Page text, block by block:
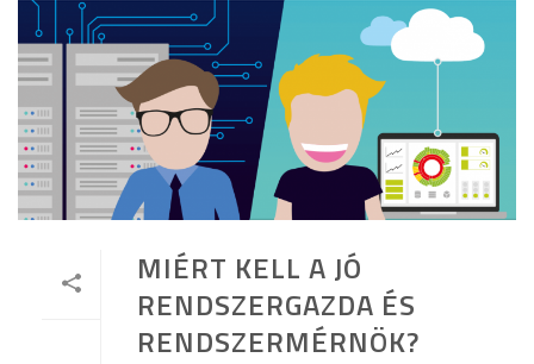
MIÉRT KELL A JÓ
RENDSZERGAZDA ÉS
RENDSZERMÉRNÖK?